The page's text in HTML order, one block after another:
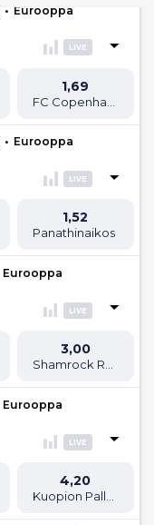
• Eurooppa
LIVE
1,69
• Eurooppa
LIVE
Panathinaikos
1,52
Eurooppa
LIVE
Shamrock Rovers
3,00
Eurooppa
LIVE
4,20